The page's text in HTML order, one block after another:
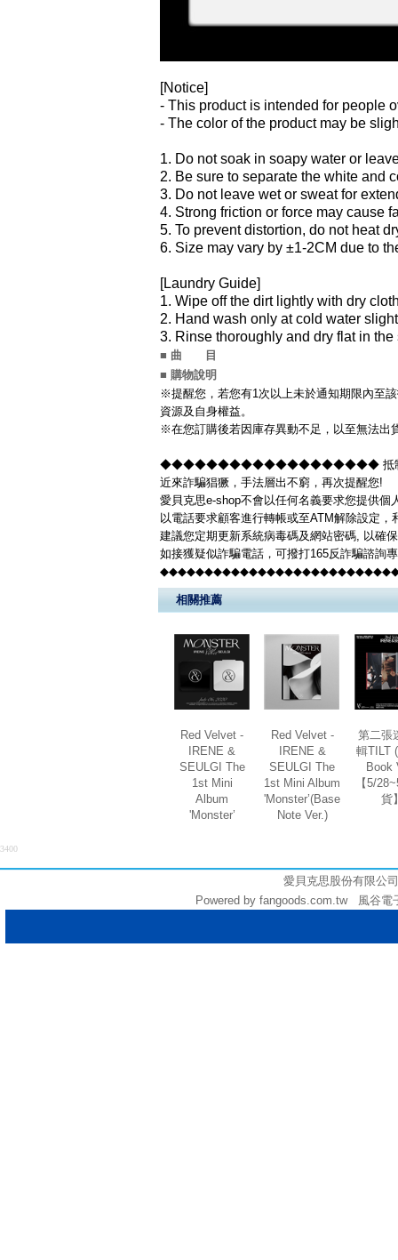
[Notice]
- This product is intended for people
- The color of the product may be
1. Do not soak in soapy water or
2. Be sure to separate the white and
3. Do not leave wet or sweat for
4. Strong friction or force may cause
5. To prevent distortion, do not heat
6. Size may vary by ±1-2CM due to
[Laundry Guide]
1. Wipe off the dirt lightly with dry
2. Hand wash only at cold water
3. Rinse thoroughly and dry flat in the
■ 曲 目
■ 購物說明
※提醒您，若您有1次以上未於通知期限內至
資源及自身權益。
※在您訂購後若因庫存異動不足，以至無法出
◆◆◆◆◆◆◆◆◆◆◆◆◆◆◆◆◆◆◆ 抵制
近來詐騙猖獗，手法層出不窮，再次提醒您!
愛貝克思e-shop不會以任何名義要求您提供個
以電話要求顧客進行轉帳或至ATM解除設定
建議您定期更新系統病毒碼及網站密碼, 以確
如接獲疑似詐騙電話，可撥打165反詐騙諮詢
相關推薦
Red Velvet -
IRENE &
SEULGI The
1st Mini
Album
'Monster’
Red Velvet -
IRENE &
SEULGI The
1st Mini Album
'Monster’(Base
Note Ver.)
第二張
輯TILT
Book
【5/
貨
3400
愛貝克思股份有限
Powered by fangoods.com.tw 風谷電子商